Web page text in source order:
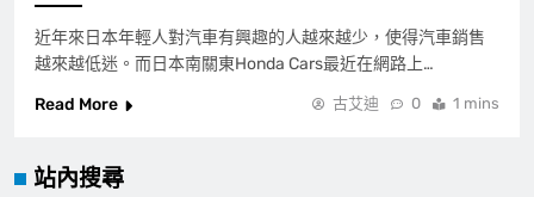
近年來日本年輕人對汽車有興趣的人越來越少，使得汽車銷售
越來越低迷。而日本南關東Honda Cars最近在網路上…
Read More
古艾迪 0 1 mins
站內搜尋